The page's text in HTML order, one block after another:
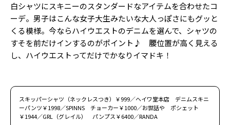
白シャツにスキニーのスタンダードなアイテムを合わせたコ
ーデ。男子はこんな女子大生みたいな大人っぽさにもグッと
くる模様。今ならハイウエストのデニムを選んで、シャツの
すそを前だけインするのがポイント♪ 腰位置が高く見える
し、ハイウエストってだけでかなりイマドキ！
スキッパーシャツ（ネックレスつき）￥999／ヘイワ堂本店 デニムスキニ
ーパンツ￥1998／SPINNS チョーカー￥1000／お世話や ポシェット
￥1944／GRL（グレイル） パンプス￥6400／RANDA